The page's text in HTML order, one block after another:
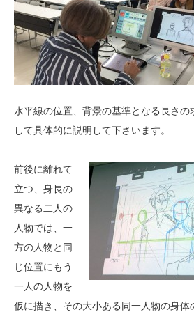
水平線の位置、背景の基準となる長さの
して具体的に説明して下さいます。
前後に離れて
立つ、身長の
異なる二人の
人物では、一
方の人物と同
じ位置にもう
一人の人物を
仮に描き、その大小ある同一人物の身体